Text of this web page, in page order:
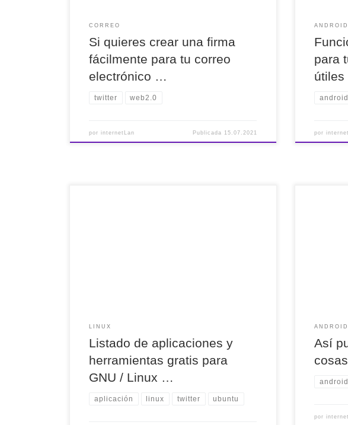
CORREO
Si quieres crear una firma
fácilmente para tu correo
electrónico …
twitter web2.0
porinternetLan Publicada 15.07.2021
ANDROID
para
android
por
LINUX
Listado de aplicaciones y
herramientas gratis para
GNU / Linux …
aplicación linux twitter ubuntu
ANDROID
Así
android
por